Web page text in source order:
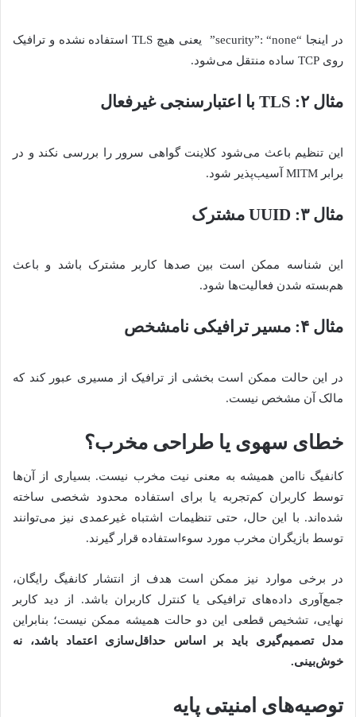
در اینجا “security”: “none” یعنی هیچ TLS استفاده نشده و ترافیک
روی TCP ساده منتقل می‌شود.
مثال ۲: TLS با اعتبارسنجی غیرفعال
این تنظیم باعث می‌شود کلاینت گواهی سرور را بررسی نکند و در
برابر MITM آسیب‌پذیر شود.
مثال ۳: UUID مشترک
این شناسه ممکن است بین صدها کاربر مشترک باشد و باعث
هم‌بسته شدن فعالیت‌ها شود.
مثال ۴: مسیر ترافیکی نامشخص
در این حالت ممکن است بخشی از ترافیک از مسیری عبور کند که
مالک آن مشخص نیست.
خطای سهوی یا طراحی مخرب؟
کانفیگ ناامن همیشه به معنی نیت مخرب نیست. بسیاری از آن‌ها
توسط کاربران کم‌تجربه یا برای استفاده محدود شخصی ساخته
شده‌اند. با این حال، حتی تنظیمات اشتباه غیرعمدی نیز می‌توانند
توسط بازیگران مخرب مورد سوءاستفاده قرار گیرند.
در برخی موارد نیز ممکن است هدف از انتشار کانفیگ رایگان،
جمع‌آوری داده‌های ترافیکی یا کنترل کاربران باشد. از دید کاربر
نهایی، تشخیص قطعی این دو حالت همیشه ممکن نیست؛ بنابراین
مدل تصمیم‌گیری باید بر اساس حداقل‌سازی اعتماد باشد، نه
خوش‌بینی.
توصیه‌های امنیتی پایه